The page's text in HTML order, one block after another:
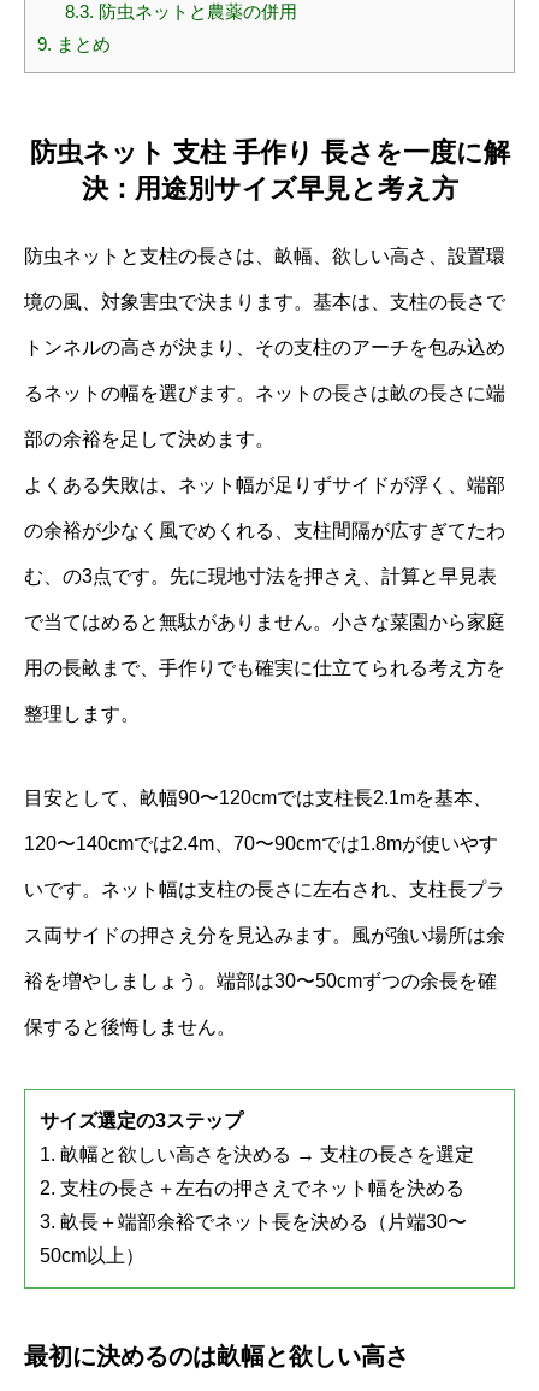
8.3. 防虫ネットと農薬の併用
9. まとめ
防虫ネット 支柱 手作り 長さを一度に解
決：用途別サイズ早見と考え方
防虫ネットと支柱の長さは、畝幅、欲しい高さ、設置環
境の風、対象害虫で決まります。基本は、支柱の長さで
トンネルの高さが決まり、その支柱のアーチを包み込め
るネットの幅を選びます。ネットの長さは畝の長さに端
部の余裕を足して決めます。
よくある失敗は、ネット幅が足りずサイドが浮く、端部
の余裕が少なく風でめくれる、支柱間隔が広すぎてたわ
む、の3点です。先に現地寸法を押さえ、計算と早見表
で当てはめると無駄がありません。小さな菜園から家庭
用の長畝まで、手作りでも確実に仕立てられる考え方を
整理します。
目安として、畝幅90〜120cmでは支柱長2.1mを基本、
120〜140cmでは2.4m、70〜90cmでは1.8mが使いやす
いです。ネット幅は支柱の長さに左右され、支柱長プラ
ス両サイドの押さえ分を見込みます。風が強い場所は余
裕を増やしましょう。端部は30〜50cmずつの余長を確
保すると後悔しません。
サイズ選定の3ステップ
1. 畝幅と欲しい高さを決める → 支柱の長さを選定
2. 支柱の長さ＋左右の押さえでネット幅を決める
3. 畝長＋端部余裕でネット長を決める（片端30〜
50cm以上）
最初に決めるのは畝幅と欲しい高さ